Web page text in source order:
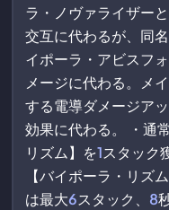
ラ・ノヴァライザー
交互に代わるが、同
イポーラ・アビスフ
メージに代わる。メ
する電導ダメージア
効果に代わる。 ・通
リズム】を1スタック
【バイポーラ・リズ
は最大6スタック、 8